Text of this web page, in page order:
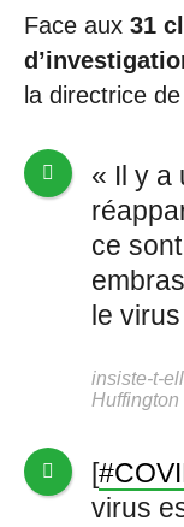
Face aux 31
la directrice de
« Il y a
ce
le
insiste-t-
Huffington
[
virus